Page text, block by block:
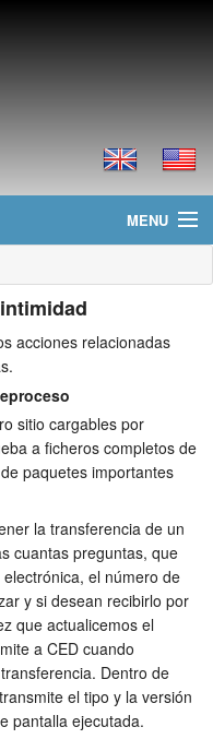
MENU
acciones relacionadas
sitio cargables por
a ficheros completos de
paquetes importantes
la transferencia de un
cuantas preguntas, que
el número de
y si desean recibirlo por
que actualicemos el
a CED cuando
Dentro de
el tipo y la versión
pantalla ejecutada.